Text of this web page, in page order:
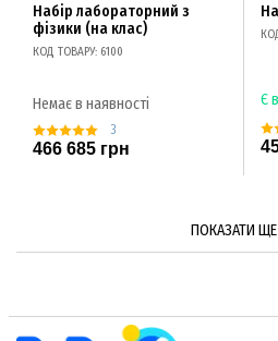
Набір лабораторний з
фізики (на клас)
КОД ТОВАРУ: 6100
Немає в наявності
3
466 685 грн
Є
ПОКАЗАТИ ЩЕ